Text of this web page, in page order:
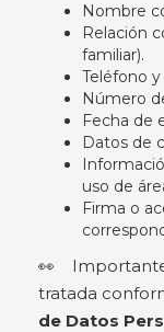
Nombre
Relación
familiar).
Teléfono
Número
Fecha de
Datos de
uso de
Firma o
👀
tratada
de Datos